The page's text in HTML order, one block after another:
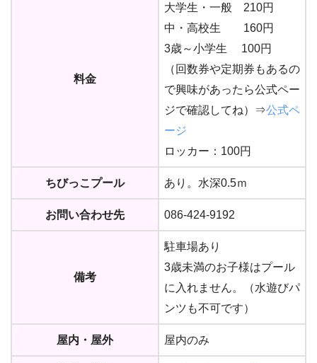
料金
大学生・一般 210円
中・高校生 160円
3歳～小学生 100円
（回数券や定期券もあるの
で興味があったら公式ペー
ジで確認してね）⇒公式ペ
ージ
ロッカー：100円
ちびっこプール あり。水深0.5ｍ
お問い合わせ先 086-424-9192
備考
駐車場あり
3歳未満のお子様はプール
に入れません。（水遊びパ
ンツも不可です）
屋内・屋外 屋内のみ